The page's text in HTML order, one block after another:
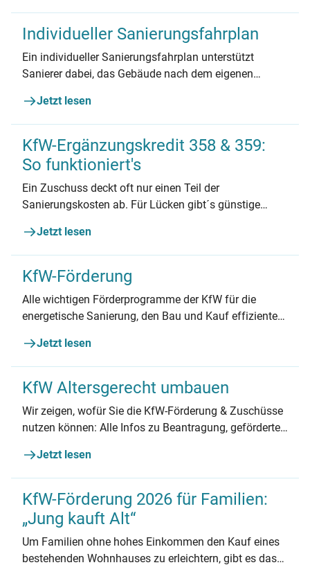
Individueller Sanierungsfahrplan
Ein individueller Sanierungsfahrplan unterstützt
Sanierer dabei, das Gebäude nach dem eigenen
modernisieren.
Jetzt lesen
KfW-Ergänzungskredit 358 & 359:
So funktioniert's
Ein Zuschuss deckt oft nur einen Teil der
Sanierungskosten ab. Für Lücken gibt´s günstige
Jetzt lesen
KfW-Förderung
Alle wichtigen Förderprogramme der KfW für die
energetische Sanierung, den Bau und Kauf effizienter
Jetzt lesen
KfW Altersgerecht umbauen
Wir zeigen, wofür Sie die KfW-Förderung & Zuschüsse
nutzen können: Alle Infos zu Beantragung, geförderten
Jetzt lesen
KfW-Förderung 2026 für Familien:
„Jung kauft Alt“
Um Familien ohne hohes Einkommen den Kauf eines
bestehenden Wohnhauses zu erleichtern, gibt es das